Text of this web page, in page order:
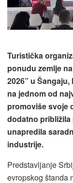
Turistička
ponudu zemlje
2026” u
na jednom od
promoviše svoje
dodatno
unapredila
industrije.
Predstavljanje
evropskog štanda